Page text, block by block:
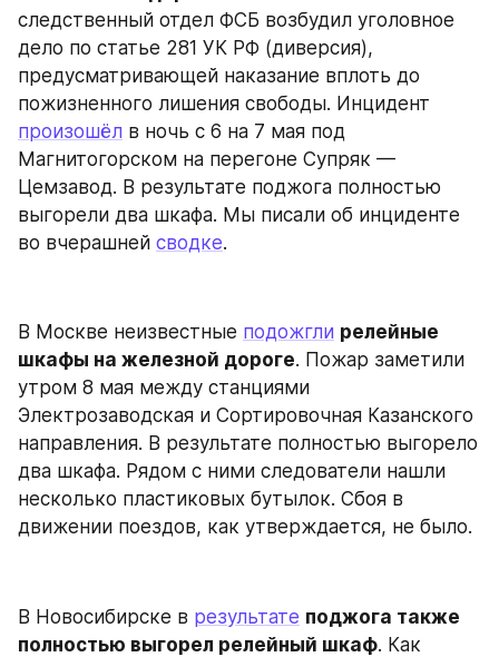
следственный отдел ФСБ возбудил уголовное
дело по статье 281 УК РФ (диверсия),
предусматривающей наказание вплоть до
произошёл в ночь с 6 на 7 мая под
Магнитогорском на перегоне Супряк —
Цемзавод. В результате поджога полностью
выгорели два шкафа. Мы писали об инциденте
во вчерашней сводке.
В Москве неизвестные подожгли релейные
шкафы на железной дороге. Пожар заметили
утром 8 мая между станциями
Электрозаводская и Сортировочная Казанского
направления. В результате полностью выгорело
два шкафа. Рядом с ними следователи нашли
несколько пластиковых бутылок. Сбоя в
движении поездов, как утверждается, не было.
В Новосибирске в результате поджога также
полностью выгорел релейный шкаф. Как